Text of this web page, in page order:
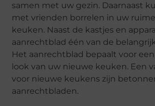
samen met uw gezin. Daarnaast
met vrienden borrelen in uw
keuken. Naast de kastjes en
aanrechtblad één van de
Het aanrechtblad bepaalt voor
look van uw nieuwe keuken. Een
voor nieuwe keukens zijn
aanrechtbladen.